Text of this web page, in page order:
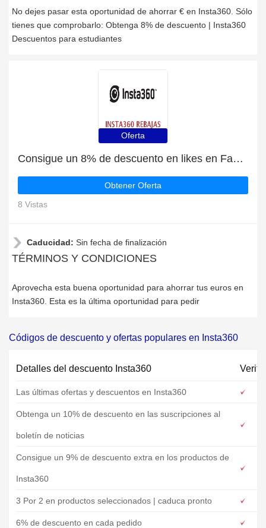
No dejes pasar esta oportunidad de ahorrar € en Insta360. Sólo
tienes que comprobarlo: Obtenga 8% de descuento | Insta360
Descuentos para estudiantes
Oferta
Consigue un 8% de descuento en likes en Facebook
Obtener Oferta
8 Vistas
Caducidad: Sin fecha de finalización
TÉRMINOS Y CONDICIONES
Aprovecha esta buena oportunidad para ahorrar tus euros en
Insta360. Esta es la última oportunidad para pedir
Códigos de descuento y ofertas populares en Insta360
Detalles del descuento Insta360
Las últimas ofertas y descuentos en Insta360
Obtenga un 10% de descuento en las suscripciones al
boletín de noticias
Consigue un 9% de descuento extra en los productos de
Insta360
3 Por 2 en productos seleccionados | caduca pronto
6% de descuento en cada pedido